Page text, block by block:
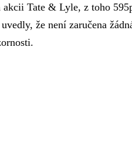
akcii Tate & Lyle, z toho
že není zaručena